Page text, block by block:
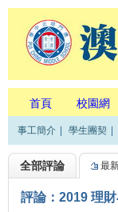
首頁 校園網
事工簡介 學生團契
全部評論 最
評論：2019 理